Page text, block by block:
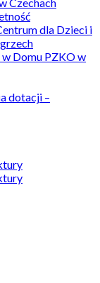
dla Dzieci i
Domu PZKO w
dotacji –